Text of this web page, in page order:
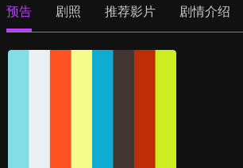
预告 剧照 推荐影片 剧情介绍